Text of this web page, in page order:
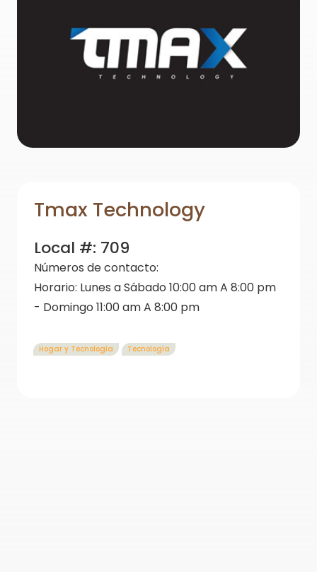
Tmax Technology
Local #: 709
Números de contacto:
Horario: Lunes a Sábado 10:00 am A 8:00 pm
- Domingo 11:00 am A 8:00 pm
Hogar y Tecnología Tecnología